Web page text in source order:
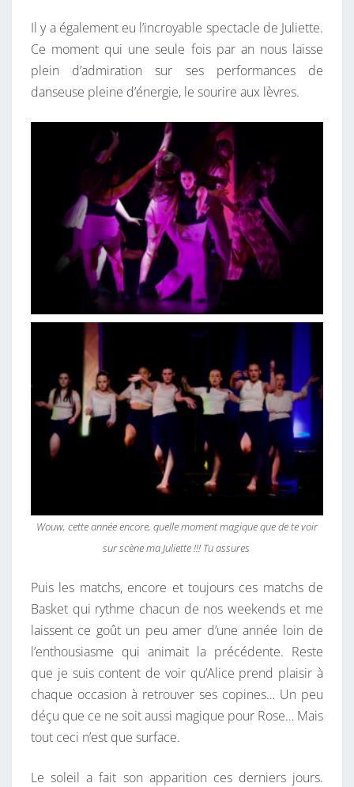
Il y a également eu l’incroyable spectacle de Juliette.
Ce moment qui une seule fois par an nous laisse
plein d’admiration sur ses performances de
danseuse pleine d’énergie, le sourire aux lèvres.
Wouw, cette année encore, quelle moment magique que de te voir
sur scène ma Juliette !!! Tu assures
Puis les matchs, encore et toujours ces matchs de
Basket qui rythme chacun de nos weekends et me
laissent ce goût un peu amer d’une année loin de
l’enthousiasme qui animait la précédente. Reste
que je suis content de voir qu’Alice prend plaisir à
chaque occasion à retrouver ses copines… Un peu
déçu que ce ne soit aussi magique pour Rose… Mais
tout ceci n’est que surface.
Le soleil a fait son apparition ces derniers jours.